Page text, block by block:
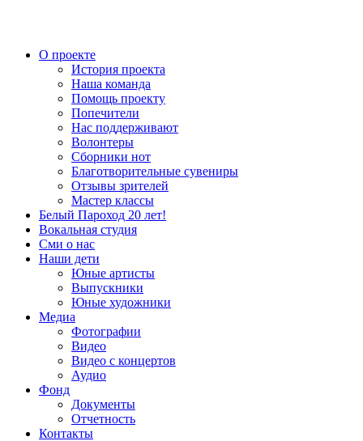
О проекте
История проекта
Наша команда
Помощь проекту
Попечители
Нас поддерживают
Волонтеры
Сборники нот
Благотворительные сувениры
Отзывы зрителей
Мастер классы
Белый Пароход 20 лет!
Вокальная студия
Сми о нас
Наши дети
Юные артисты
Выпускники
Юные художники
Медиа
Фотографии
Видео
Видео с концертов
Аудио
Фонд
Документы
Отчетность
Контакты